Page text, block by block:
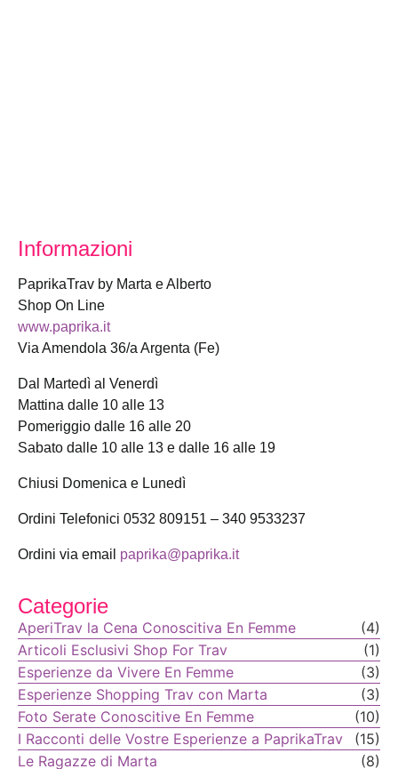
Informazioni
PaprikaTrav by Marta e Alberto
Shop On Line
www.paprika.it
Via Amendola 36/a Argenta (Fe)
Dal Martedì al Venerdì
Mattina dalle 10 alle 13
Pomeriggio dalle 16 alle 20
Sabato dalle 10 alle 13 e dalle 16 alle 19
Chiusi Domenica e Lunedì
Ordini Telefonici 0532 809151 – 340 9533237
Ordini via email paprika@paprika.it
Categorie
AperiTrav la Cena Conoscitiva En Femme
(4)
Articoli Esclusivi Shop For Trav
(1)
Esperienze da Vivere En Femme
(3)
Esperienze Shopping Trav con Marta
(3)
Foto Serate Conoscitive En Femme
(10)
I Racconti delle Vostre Esperienze a PaprikaTrav
(15)
Le Ragazze di Marta
(8)